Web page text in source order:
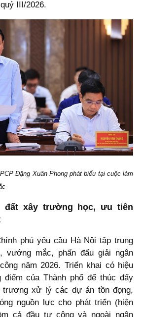
III/2026.
Đặng Xuân Phong phát biểu tại cuộc làm
đất xây trường học, ưu tiên
phủ yêu cầu Hà Nội tập trung
vướng mắc, phấn đấu giải ngân
năm 2026. Triển khai có hiệu
của Thành phố để thúc đẩy
trương xử lý các dự án tồn đọng,
nguồn lực cho phát triển (hiện
cả đầu tư công và ngoài ngân